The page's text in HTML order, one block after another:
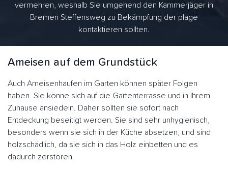
vermehren, weshalb Sie umgehend den Kammerjäger in
Bremen Steffensweg zu Bekämpfung der plage
kontaktieren sollten.
Ameisen auf dem Grundstück
Auch Ameisenhaufen im Garten können später Folgen
haben. Sie könne sich auf die Gartenterrasse und in Ihrem
Zuhause ansiedeln. Daher sollten sie sofort nach
Entdeckung beseitigt werden. Sie sind sehr unhygienisch,
besonders wenn sie sich in der Küche absetzen, und sind
holzschädlich, da sie sich in das Holz einbetten und es
dadurch zerstören.